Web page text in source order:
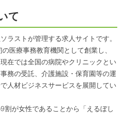
て
ラストが管理する求人サイトです。
医療事務教育機関として創業し、
在では全国の病院やクリニックとい
務の受託、介護施設・保育園等の運
人材ビジネスサービスを展開してい
割が女性であることから「えるぼし